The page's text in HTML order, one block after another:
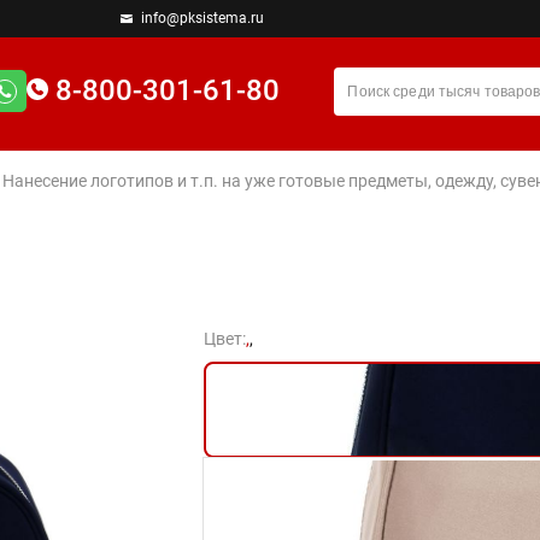
info@pksistema.ru
8-800-301-61-80
логотипов и т.п. на уже готовые предметы, одежду,
Цвет:,,